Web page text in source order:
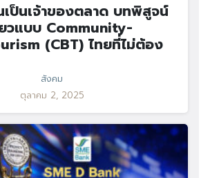
เป็นเจ้าของตลาด บทพิสูจน์
วแบบ Community-
(CBT) ไทยที่ไม่ต้อง
สังคม
ตุลาคม 2, 2025